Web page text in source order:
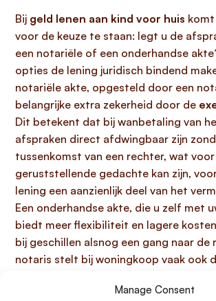
Manage Consent
Bij geld lenen aan kind voor huis
voor de keuze te staan: legt u de
een notariële of een onderhandse
opties de lening juridisch bindend
notariële akte, opgesteld door een
belangrijke extra zekerheid door de
Dit betekent dat bij wanbetaling van
afspraken direct afdwingbaar zijn
tussenkomst van een rechter, wat
geruststellende gedachte kan zijn,
lening een aanzienlijk deel van het
Een onderhandse akte, die u zelf met
biedt meer flexibiliteit en lagere
bij geschillen alsnog een gang naar de
notaris stelt bij woningkoop vaak ook
combineren van uw onderlinge lening